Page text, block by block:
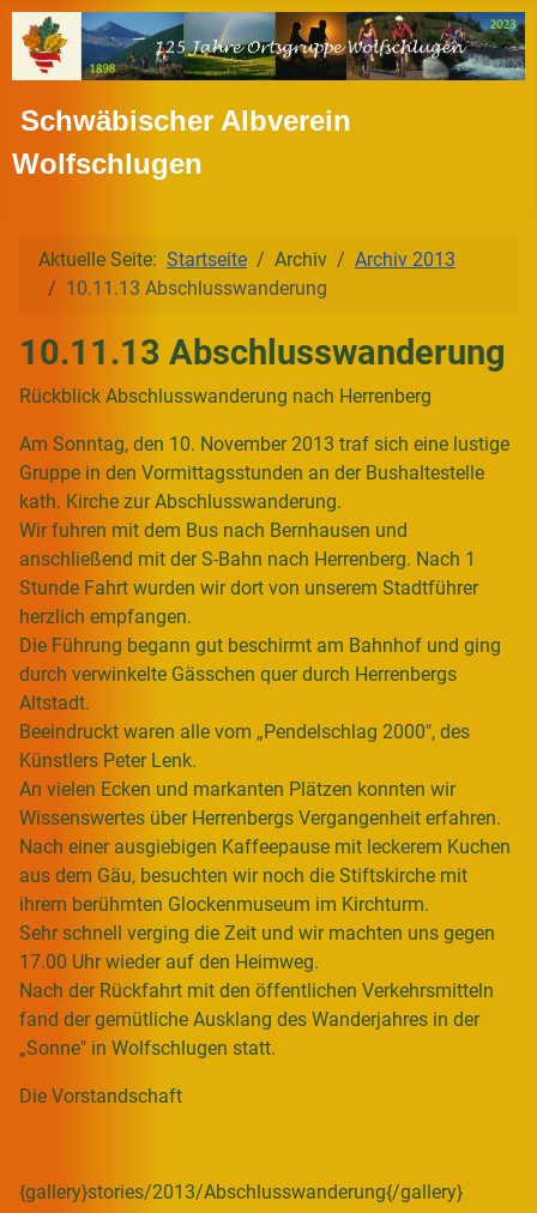
Schwäbischer Albverein
Wolfschlugen
Aktuelle Seite: Startseite Archiv
Archiv 2013
10.11.13 Abschlusswanderung
10.11.13 Abschlusswanderung
Rückblick Abschlusswanderung nach Herrenberg
Am Sonntag, den 10. November 2013 traf sich eine lustige
Gruppe in den Vormittagsstunden an der Bushaltestelle
kath. Kirche zur Abschlusswanderung.
Wir fuhren mit dem Bus nach Bernhausen und
anschließend mit der S-Bahn nach Herrenberg. Nach 1
Stunde Fahrt wurden wir dort von unserem Stadtführer
herzlich empfangen.
Die Führung begann gut beschirmt am Bahnhof und ging
durch verwinkelte Gässchen quer durch Herrenbergs
Altstadt.
Beeindruckt waren alle vom „Pendelschlag 2000", des
Künstlers Peter Lenk.
An vielen Ecken und markanten Plätzen konnten wir
Wissenswertes über Herrenbergs Vergangenheit erfahren.
Nach einer ausgiebigen Kaffeepause mit leckerem Kuchen
aus dem Gäu, besuchten wir noch die Stiftskirche mit
ihrem berühmten Glockenmuseum im Kirchturm.
Sehr schnell verging die Zeit und wir machten uns gegen
17.00 Uhr wieder auf den Heimweg.
Nach der Rückfahrt mit den öffentlichen Verkehrsmitteln
fand der gemütliche Ausklang des Wanderjahres in der
„Sonne" in Wolfschlugen statt.
Die Vorstandschaft
{gallery}stories/2013/Abschlusswanderung{/gallery}